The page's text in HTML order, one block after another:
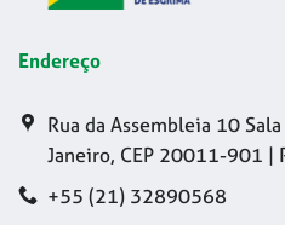
Endereço
Rua da Assembleia 10
Janeiro, CEP 20011-901 |
+55 (21) 32890568